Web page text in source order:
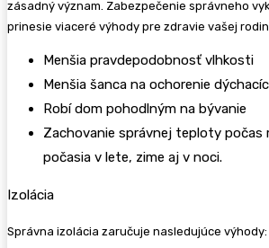
zásadný význam. Zabezpečenie správneho
prinesie viaceré výhody pre zdravie vašej
Menšia pravdepodobnosť vlhkosti
Menšia šanca na ochorenie
Robí dom pohodlným na bývanie
Zachovanie správnej teploty počas
počasia v lete, zime aj v noci.
Izolácia
Správna izolácia zaručuje nasledujúce výhody: